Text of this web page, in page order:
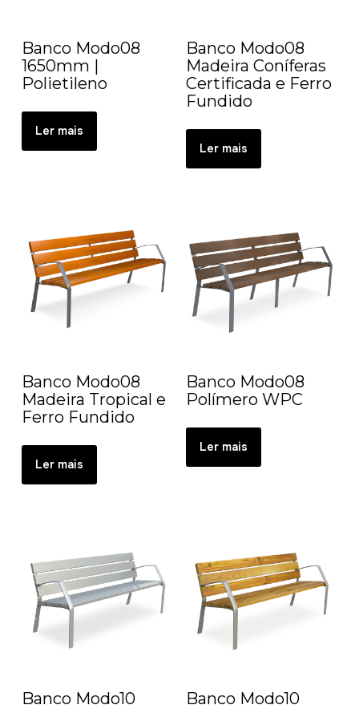
Banco Modo08
1650mm |
Polietileno
Ler mais
Banco Modo08
Madeira Coníferas
Certificada e Ferro
Fundido
Ler mais
Banco Modo08
Madeira Tropical e
Ferro Fundido
Ler mais
Banco Modo08
Polímero WPC
Ler mais
Banco Modo10
Banco Modo10